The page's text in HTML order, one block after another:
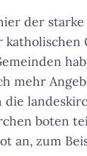
der starke
katholischen
mehr
die
boten
an, zum